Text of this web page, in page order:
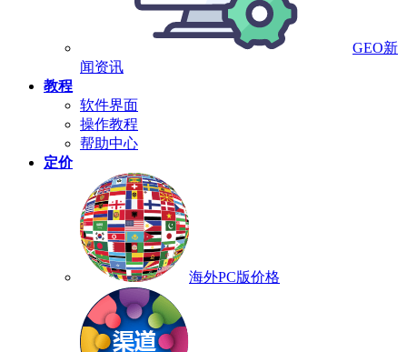
GEO新
闻资讯
教程
软件界面
操作教程
帮助中心
定价
海外PC版价格